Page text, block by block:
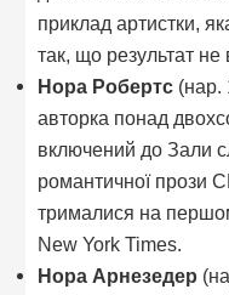
приклад артистки,
так, що результат
Нора Робертс (нар.
авторка понад
включений до Зали
романтичної прози
трималися на
New York Times.
Нора Арнезедер